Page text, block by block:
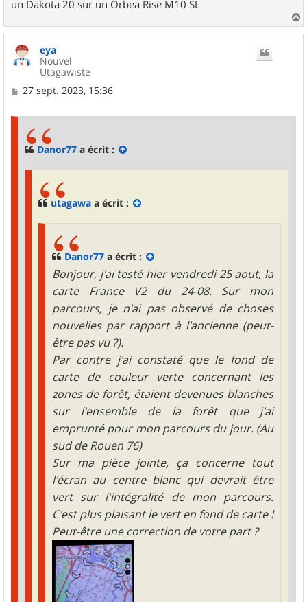
un Dakota 20 sur un Orbea Rise M10 SL
a
u
eya
Nouvel
Utagawiste
M
27 sept. 2023, 15:36
Danor77 a écrit :
utagawa a écrit :
Danor77 a écrit :
Bonjour, j'ai testé hier vendredi 25 aout, la
carte France V2 du 24-08. Sur mon
parcours, je n'ai pas observé de choses
nouvelles par rapport à l'ancienne (peut-
être pas vu ?).
Par contre j'ai constaté que le fond de
carte de couleur verte concernant les
zones de forêt, étaient devenues blanches
sur l'ensemble de la forêt que j'ai
emprunté pour mon parcours du jour. (Au
sud de Rouen 76)
Sur ma pièce jointe, ça concerne tout
l'écran au centre blanc qui devrait être
vert sur l'intégralité de mon parcours.
C'est plus plaisant le vert en fond de carte !
Peut-être une correction de votre part ?